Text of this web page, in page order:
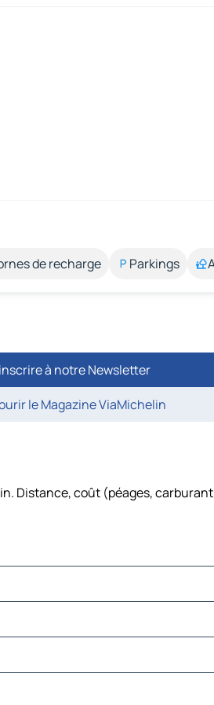
de recharge Parkings
à notre Newsletter
le Magazine ViaMichelin
Distance, coût (péages,